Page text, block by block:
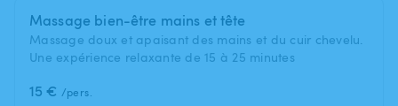
Massage bien-être mains et tête
Massage doux et apaisant des mains et du cuir chevelu.
Une expérience relaxante de 15 à 25 minutes
15 € /pers.